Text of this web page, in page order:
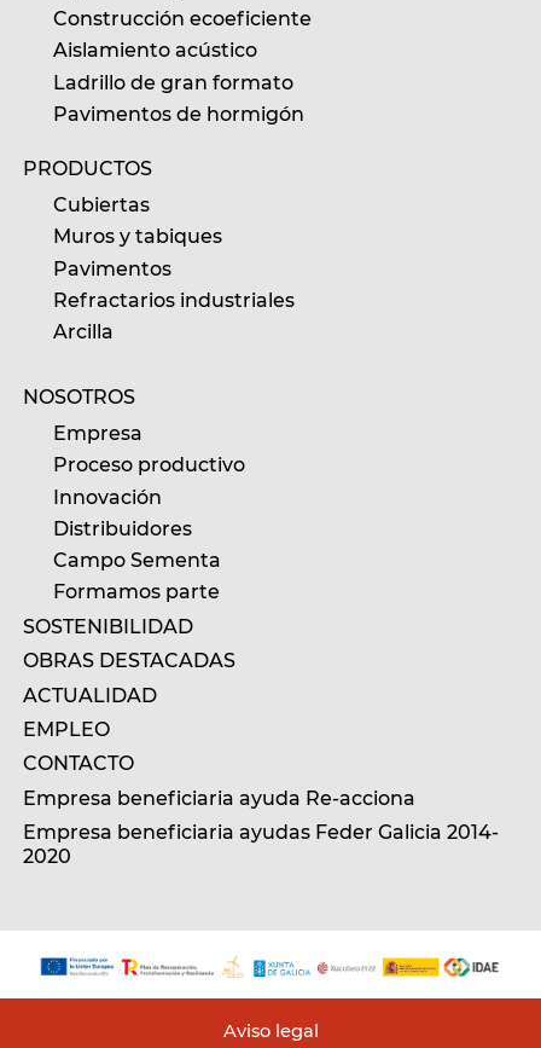
Construcción ecoeficiente
Aislamiento acústico
Ladrillo de gran formato
Pavimentos de hormigón
PRODUCTOS
Cubiertas
Muros y tabiques
Pavimentos
Refractarios industriales
Arcilla
NOSOTROS
Empresa
Proceso productivo
Innovación
Distribuidores
Campo Sementa
Formamos parte
SOSTENIBILIDAD
OBRAS DESTACADAS
ACTUALIDAD
EMPLEO
CONTACTO
Empresa beneficiaria ayuda Re-acciona
Empresa beneficiaria ayudas Feder Galicia 2014-
2020
Aviso legal